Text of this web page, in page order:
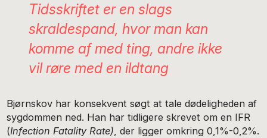
Tidsskriftet er en slags
skraldespand, hvor man kan
komme af med ting, andre ikke
vil røre med en ildtang
Bjørnskov har konsekvent søgt at tale dødeligheden af
sygdommen ned. Han har tidligere skrevet om en IFR
(Infection Fatality Rate), der ligger omkring 0,1%-0,2%.